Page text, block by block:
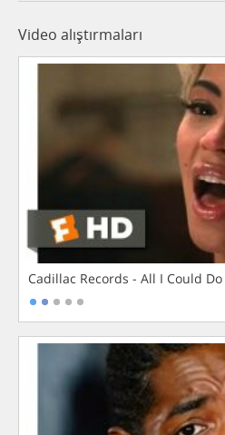
Video alıştırmaları
Cadillac Records - All I Could Do